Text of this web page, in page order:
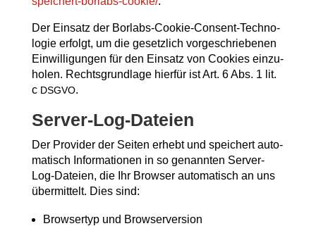
Der Ein­satz der Borlabs-Coo­kie-Con­sent-Tech­no­
lo­gie erfolgt, um die gesetz­lich vor­ge­schrie­be­nen
Ein­wil­li­gun­gen für den Ein­satz von Coo­kies ein­zu­
ho­len. Rechts­grund­la­ge hier­für ist Art. 6 Abs. 1 lit.
c DSGVO.
Ser­ver-Log-Datei­en
Der Pro­vi­der der Sei­ten erhebt und spei­chert auto­
ma­tisch Infor­ma­tio­nen in so genann­ten Ser­ver-
Log-Datei­en, die Ihr Brow­ser auto­ma­tisch an uns
über­mit­telt. Dies sind:
Brow­ser­typ und Browserversion